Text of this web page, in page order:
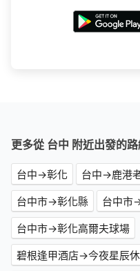
更多從 台中 附近出發的
台中→彰化 台中→鹿港
台中市→彰化縣
台中市
台中市→彰化高爾夫球場
碧根逢甲酒店→今夜星辰